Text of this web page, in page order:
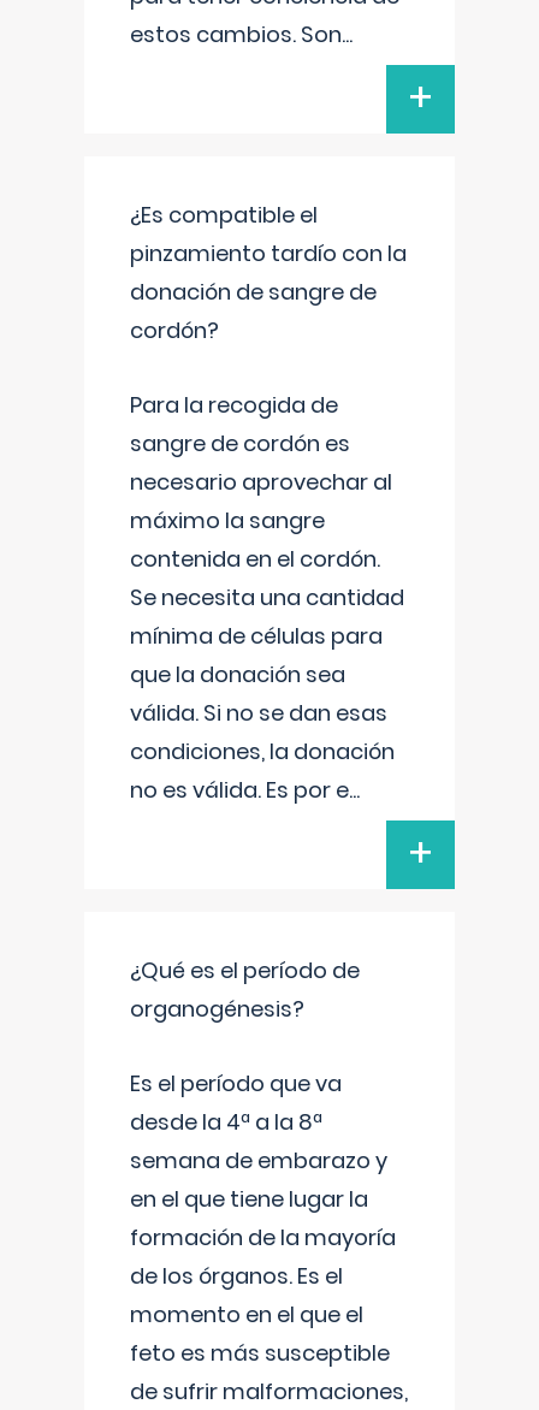
estos cambios. Son...
+
¿Es compatible el
pinzamiento tardío con la
donación de sangre de
cordón?
Para la recogida de
sangre de cordón es
necesario aprovechar al
máximo la sangre
contenida en el cordón.
Se necesita una cantidad
mínima de células para
que la donación sea
válida. Si no se dan esas
condiciones, la donación
no es válida. Es por e...
+
¿Qué es el período de
organogénesis?
Es el período que va
desde la 4ª a la 8ª
semana de embarazo y
en el que tiene lugar la
formación de la mayoría
de los órganos. Es el
momento en el que el
feto es más susceptible
de sufrir malformaciones,